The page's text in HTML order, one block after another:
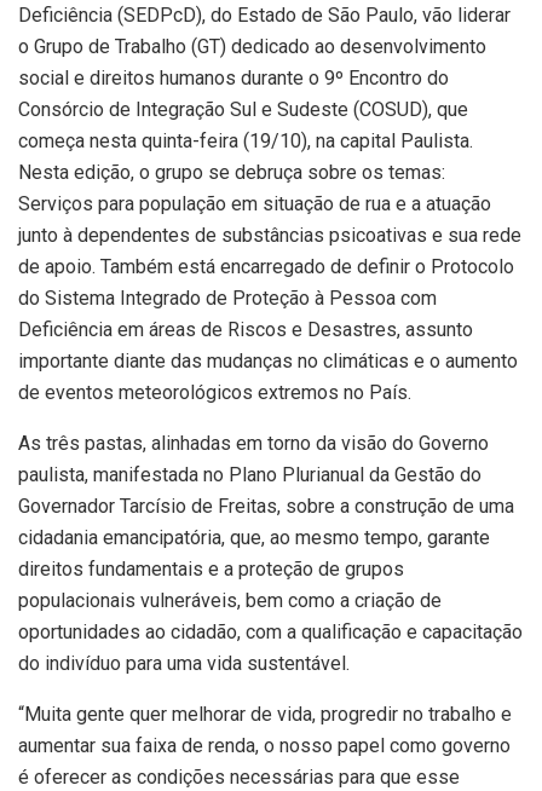
Deficiência (SEDPcD), do Estado de São Paulo, vão liderar
o Grupo de Trabalho (GT) dedicado ao desenvolvimento
social e direitos humanos durante o 9º Encontro do
Consórcio de Integração Sul e Sudeste (COSUD), que
começa nesta quinta-feira (19/10), na capital Paulista.
Nesta edição, o grupo se debruça sobre os temas:
Serviços para população em situação de rua e a atuação
junto à dependentes de substâncias psicoativas e sua rede
de apoio. Também está encarregado de definir o Protocolo
do Sistema Integrado de Proteção à Pessoa com
Deficiência em áreas de Riscos e Desastres, assunto
importante diante das mudanças no climáticas e o aumento
de eventos meteorológicos extremos no País.
As três pastas, alinhadas em torno da visão do Governo
paulista, manifestada no Plano Plurianual da Gestão do
Governador Tarcísio de Freitas, sobre a construção de uma
cidadania emancipatória, que, ao mesmo tempo, garante
direitos fundamentais e a proteção de grupos
populacionais vulneráveis, bem como a criação de
oportunidades ao cidadão, com a qualificação e capacitação
do indivíduo para uma vida sustentável.
“Muita gente quer melhorar de vida, progredir no trabalho e
aumentar sua faixa de renda, o nosso papel como governo
é oferecer as condições necessárias para que esse